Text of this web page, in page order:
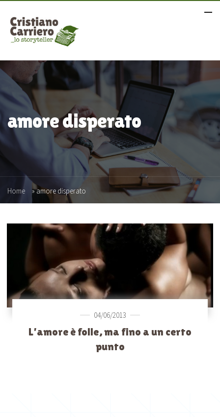
amore disperato
Home »amore disperato
04/06/2013
L’amore è folle, ma fino a un certo
punto